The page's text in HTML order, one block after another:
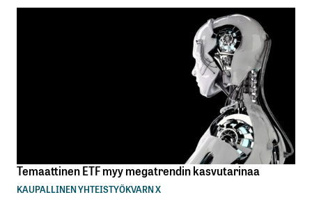
Temaattinen ETF myy megatrendin kasvutarinaa
KAUPALLINEN YHTEISTYÖKVARN X